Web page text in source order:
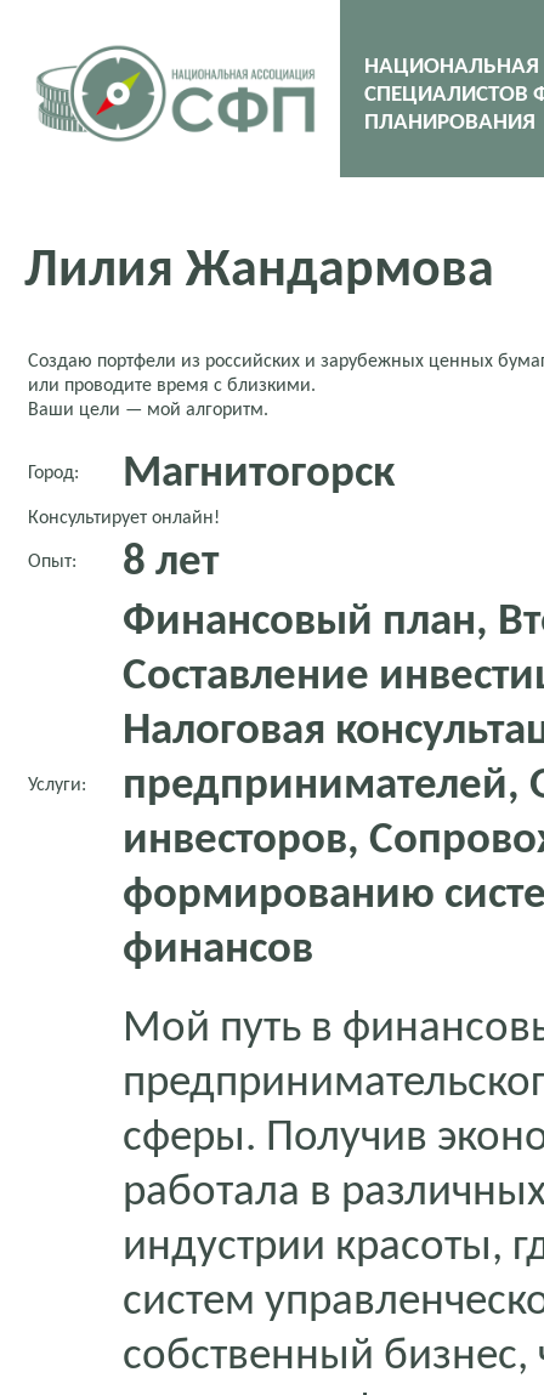
НАЦИОНАЛЬНАЯ
СПЕЦИАЛИСТОВ
ПЛАНИРОВАНИЯ
Лилия Жандармова
Создаю портфели из российских и зарубежных ценных
или проводите время с близкими.
Ваши цели — мой алгоритм.
Город: Магнитогорск
Консультирует онлайн!
Опыт: 8 лет
Услуги:
Финансовый план,
Составление
Налоговая
предпринимателей,
инвесторов,
формированию
финансов
Мой путь в
сферы. Получив
работала в
индустрии красоты,
систем
собственный бизнес,